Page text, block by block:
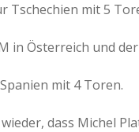
Tschechien mit 5
in Österreich und der
mit 4 Toren.
dass Michel